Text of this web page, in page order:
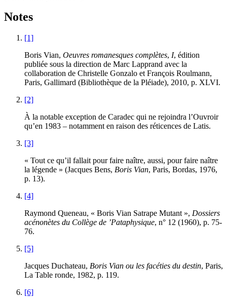
Notes
[1]
Boris Vian, Oeuvres romanesques complètes, I, édition
publiée sous la direction de Marc Lapprand avec la
collaboration de Christelle Gonzalo et François Roulmann,
Paris, Gallimard (Bibliothèque de la Pléiade), 2010, p. XLVI.
[2]
À la notable exception de Caradec qui ne rejoindra l’Ouvroir
qu’en 1983 – notamment en raison des réticences de Latis.
[3]
« Tout ce qu’il fallait pour faire naître, aussi, pour faire naître
la légende » (Jacques Bens, Boris Vian, Paris, Bordas, 1976,
p. 13).
[4]
Raymond Queneau, « Boris Vian Satrape Mutant », Dossiers
acénonètes du Collège de ’Pataphysique, n° 12 (1960), p. 75-
76.
[5]
Jacques Duchateau, Boris Vian ou les facéties du destin, Paris,
La Table ronde, 1982, p. 119.
[6]